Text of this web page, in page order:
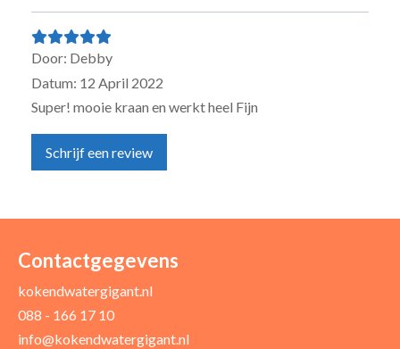
Door: Debby
Datum: 12 April 2022
Super! mooie kraan en werkt heel Fijn
Schrijf een review
Uw naam *
Uw recensie *
Contactgegevens
kokendwatergigant.nl
088 - 166 17 10
info@kokendwatergigant.nl